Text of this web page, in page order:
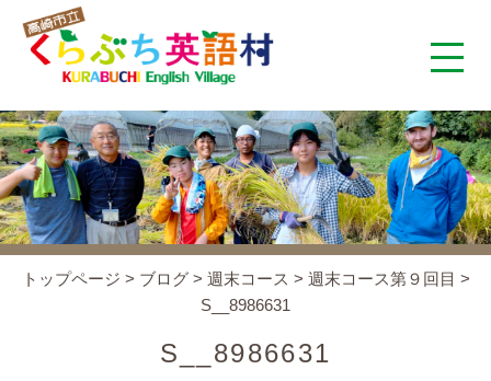
くらぶち英語村とは
コンセプト
トップページ > ブログ> 週末コース > 週末コース第９回目 >
S__8986631
S__8986631